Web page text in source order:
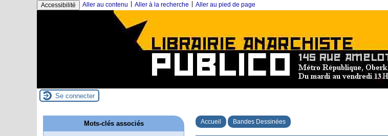
Accessibilité Aller au contenu Aller à la recherche Aller au pied de page
Se connecter
Accueil Bandes Dessinées
Mots-clés associés